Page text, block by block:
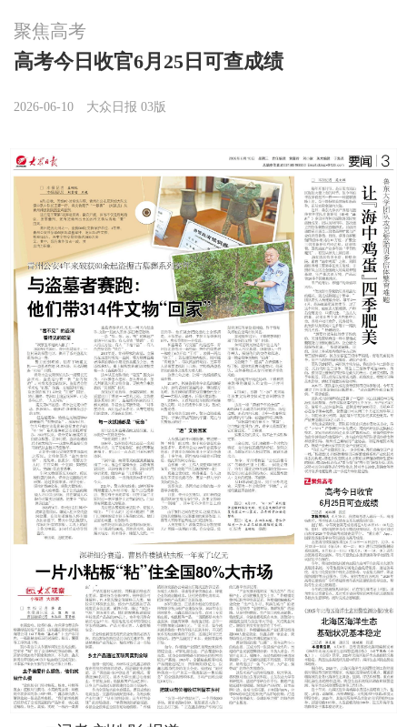
聚焦高考
高考今日收官6月25日可查成绩
2026-06-10 大众日报 03版